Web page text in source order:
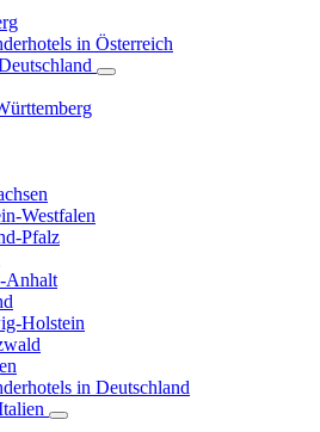
in Österreich
Westfalen
Pfalz
Anhalt
Holstein
in Deutschland